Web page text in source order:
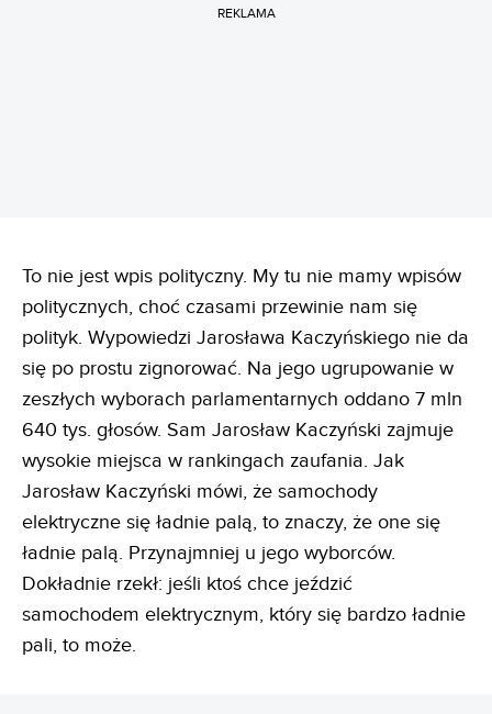
REKLAMA
To nie jest wpis polityczny. My tu nie mamy wpisów
politycznych, choć czasami przewinie nam się
polityk. Wypowiedzi Jarosława Kaczyńskiego nie da
się po prostu zignorować. Na jego ugrupowanie w
zeszłych wyborach parlamentarnych oddano 7 mln
640 tys. głosów. Sam Jarosław Kaczyński zajmuje
wysokie miejsca w rankingach zaufania. Jak
Jarosław Kaczyński mówi, że samochody
elektryczne się ładnie palą, to znaczy, że one się
ładnie palą. Przynajmniej u jego wyborców.
Dokładnie rzekł: jeśli ktoś chce jeździć
samochodem elektrycznym, który się bardzo ładnie
pali, to może.